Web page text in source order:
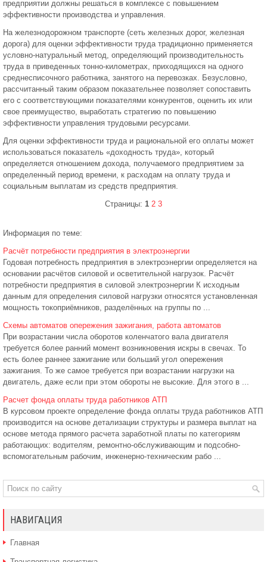
предприятии должны решаться в комплексе с повышением
эффективности производства и управления.
На железнодорожном транспорте (сеть железных дорог, железная
дорога) для оценки эффективности труда традиционно применяется
условно-натуральный метод, определяющий производительность
труда в приведенных тонно-километрах, приходящихся на одного
среднесписочного работника, занятого на перевозках. Безусловно,
рассчитанный таким образом показательнее позволяет сопоставить
его с соответствующими показателями конкурентов, оценить их или
свое преимущество, выработать стратегию по повышению
эффективности управления трудовыми ресурсами.
Для оценки эффективности труда и рациональной его оплаты может
использоваться показатель «доходность труда», который
определяется отношением дохода, получаемого предприятием за
определенный период времени, к расходам на оплату труда и
социальным выплатам из средств предприятия.
Страницы: 1 2 3
Информация по теме:
Расчёт потребности предприятия в электроэнергии
Годовая потребность предприятия в электроэнергии определяется на
основании расчётов силовой и осветительной нагрузок. Расчёт
потребности предприятия в силовой электроэнергии К исходным
данным для определения силовой нагрузки относятся установленная
мощность токоприёмников, разделённых на группы по ...
Схемы автоматов опережения зажигания, работа автоматов
При возрастании числа оборотов коленчатого вала двигателя
требуется более ранний момент возникновения искры в свечах. То
есть более раннее зажигание или больший угол опережения
зажигания. То же самое требуется при возрастании нагрузки на
двигатель, даже если при этом обороты не высокие. Для этого в ...
Расчет фонда оплаты труда работников АТП
В курсовом проекте определение фонда оплаты труда работников АТП
производится на основе детализации структуры и размера выплат на
основе метода прямого расчета заработной платы по категориям
работающих: водителям, ремонтно-обслуживающим и подсобно-
вспомогательным рабочим, инженерно-техническим рабо ...
НАВИГАЦИЯ
Главная